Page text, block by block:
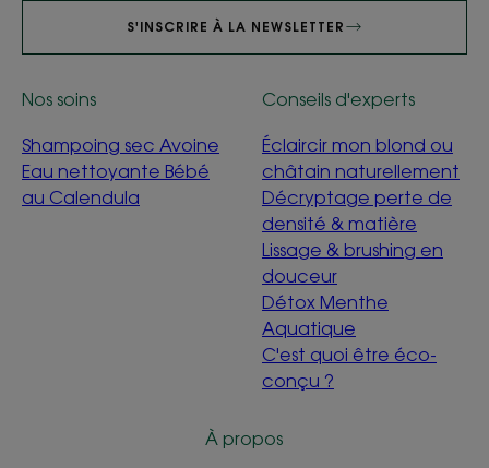
S'INSCRIRE À LA NEWSLETTER
Nos soins
Shampoing sec Avoine
Eau nettoyante Bébé
au Calendula
Conseils d'experts
Éclaircir mon blond ou
châtain naturellement
Décryptage perte de
densité & matière
Lissage & brushing en
douceur
Détox Menthe
Aquatique
C'est quoi être éco-
conçu ?
À propos